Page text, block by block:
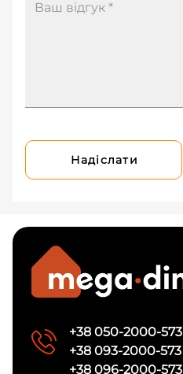
Надіслати
+38 050-2000-573
+38 093-2000-573
+38 096-2000-573